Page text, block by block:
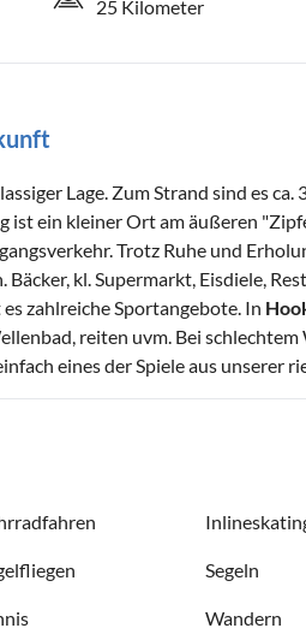
25 Kilometer
Lage. Zum Strand sind es
ist ein kleiner Ort am äußeren
Trotz Ruhe und
kl. Supermarkt, Eisdiele,
zahlreiche Sportangebote. In
reiten uvm. Bei
eines der Spiele aus unserer
Segeln
Wandern